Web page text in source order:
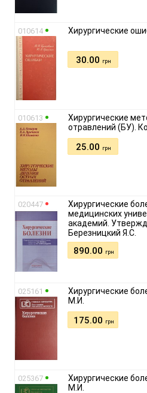
010614 Хирургические
30.00 грн
010613
Хирургические
отравлений (БУ).
25.00 грн
020447
Хирургические
медицинских
академий.
Березницкий Я.С.
890.00 грн
025161
Хирургические
М.И.
175.00 грн
025367
Хирургические
М.И.